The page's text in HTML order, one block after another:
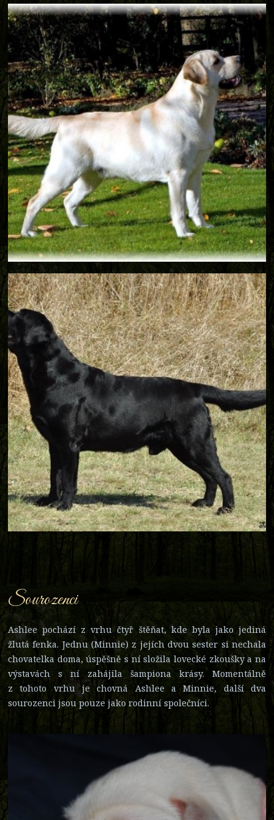
Sourozenci
Ashlee pochází z vrhu čtyř štěňat, kde byla jako jediná
žlutá fenka. Jednu (Minnie) z jejích dvou sester si nechala
chovatelka doma, úspěšně s ní složila lovecké zkoušky a na
výstavách s ní zahájila šampiona krásy. Momentálně
z tohoto vrhu je chovná Ashlee a Minnie, další dva
sourozenci jsou pouze jako rodinní společníci.